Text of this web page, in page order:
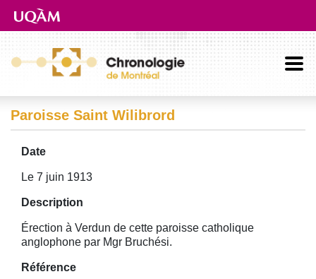
Aller directement au contenu principal
Paroisse Saint Wilibrord
Date
Le 7 juin 1913
Description
Érection à Verdun de cette paroisse catholique
anglophone par Mgr Bruchési.
Référence